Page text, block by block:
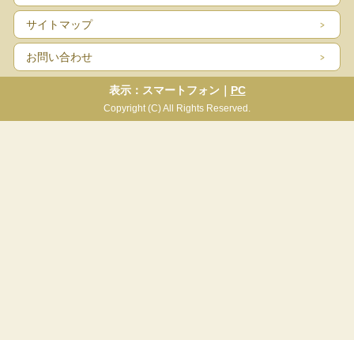
サイトマップ
お問い合わせ
表示：スマートフォン｜ PC
Copyright (C) All Rights Reserved.